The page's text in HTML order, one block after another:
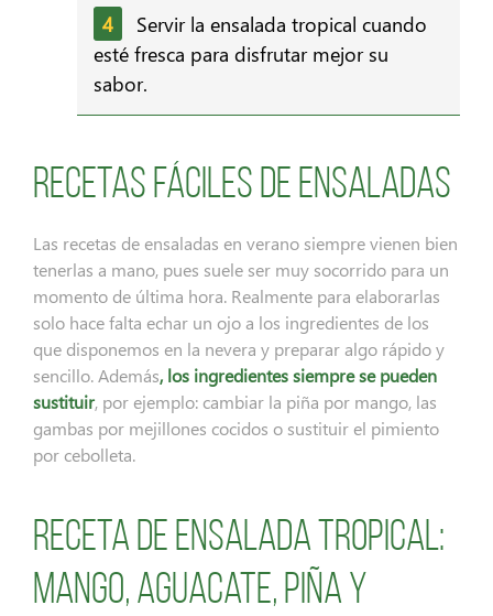
Servir la ensalada tropical cuando
esté fresca para disfrutar mejor su
sabor.
Recetas fáciles de ensaladas
Las recetas de ensaladas en verano siempre vienen bien
tenerlas a mano, pues suele ser muy socorrido para un
momento de última hora. Realmente para elaborarlas
solo hace falta echar un ojo a los ingredientes de los
que disponemos en la nevera y preparar algo rápido y
sencillo. Además, los ingredientes siempre se pueden
sustituir, por ejemplo: cambiar la piña por mango, las
gambas por mejillones cocidos o sustituir el pimiento
por cebolleta.
Receta de ensalada tropical:
Mango, aguacate, piña y